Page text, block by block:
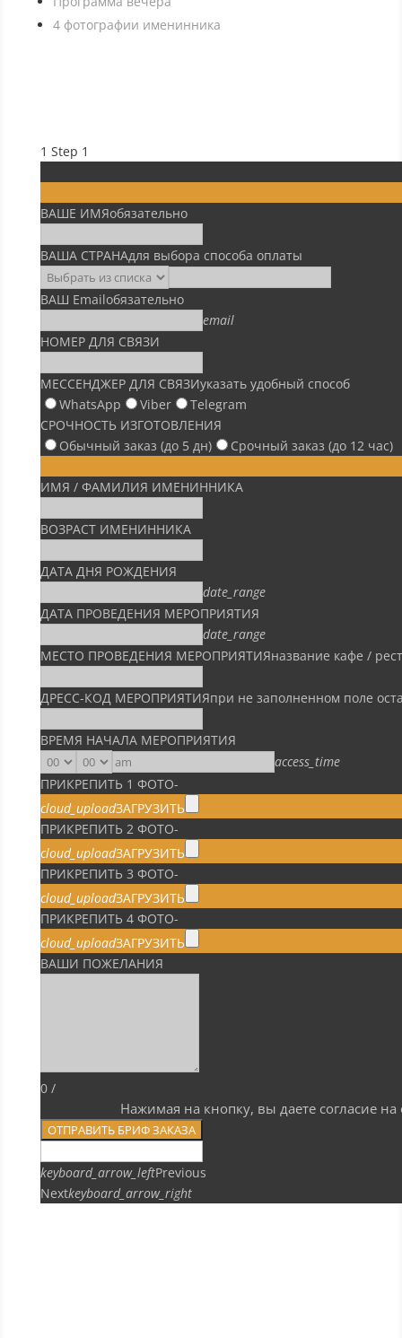
4 фотографии именинника
1 Step 1
ВАШЕ ИМЯобязательно
ВАША СТРАНАдля выбора способа оплаты
ВАШ Emailобязательно
email
НОМЕР ДЛЯ СВЯЗИ
МЕССЕНДЖЕР ДЛЯ СВЯЗИуказать удобный способ
WhatsApp
Viber
Telegram
СРОЧНОСТЬ ИЗГОТОВЛЕНИЯ
Обычный заказ (до 5 дн)
Срочный заказ (до 12 час)
ИМЯ / ФАМИЛИЯ ИМЕНИННИКА
ВОЗРАСТ ИМЕНИННИКА
ДАТА ДНЯ РОЖДЕНИЯ
date_range
ДАТА ПРОВЕДЕНИЯ МЕРОПРИЯТИЯ
date_range
МЕСТО ПРОВЕДЕНИЯ МЕРОПРИЯТИЯназвание кафе /
ДРЕСС-КОД МЕРОПРИЯТИЯпри не заполненном поле
ВРЕМЯ НАЧАЛА МЕРОПРИЯТИЯ
access_time
ПРИКРЕПИТЬ 1 ФОТО-
cloud_uploadЗАГРУЗИТЬ
ПРИКРЕПИТЬ 2 ФОТО-
cloud_uploadЗАГРУЗИТЬ
ПРИКРЕПИТЬ 3 ФОТО-
cloud_uploadЗАГРУЗИТЬ
ПРИКРЕПИТЬ 4 ФОТО-
cloud_uploadЗАГРУЗИТЬ
ВАШИ ПОЖЕЛАНИЯ
0/
Нажимая на кнопку, вы даете согласие
ОТПРАВИТЬ БРИФ ЗАКАЗА
keyboard_arrow_leftPrevious
Nextkeyboard_arrow_right